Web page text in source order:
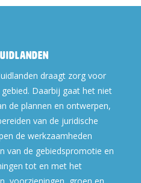
draagt zorg voor
Daarbij gaat het niet
de plannen en ontwerpen,
van de juridische
de werkzaamheden
van de gebiedspromotie en
tot en met het